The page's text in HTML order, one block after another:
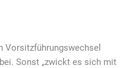
Vorsitzführungswechsel
Sonst „zwickt es sich mit